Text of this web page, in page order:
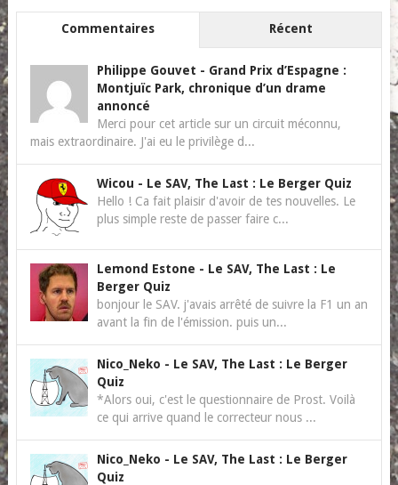
Commentaires Récent
Philippe Gouvet - Grand Prix d’Espagne :
Montjuïc Park, chronique d’un drame
annoncé
Merci pour cet article sur un circuit méconnu,
mais extraordinaire. J'ai eu le privilège d...
Wicou - Le SAV, The Last : Le Berger Quiz
Hello ! Ca fait plaisir d'avoir de tes nouvelles. Le
plus simple reste de passer faire c...
Lemond Estone - Le SAV, The Last : Le
Berger Quiz
bonjour le SAV. j'avais arrêté de suivre la F1 un an
avant la fin de l'émission. puis un...
Nico_Neko - Le SAV, The Last : Le Berger
Quiz
*Alors oui, c'est le questionnaire de Prost. Voilà
ce qui arrive quand le correcteur nous ...
Nico_Neko - Le SAV, The Last : Le Berger
Quiz